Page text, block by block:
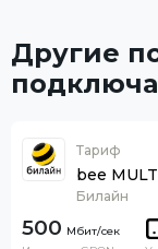
Другие
Тариф
bee
Билайн
500